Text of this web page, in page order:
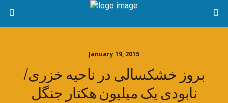
January 19, 2015
بروز خشکسالی در ناحیه خزری/
نابودی یک میلیون هکتار جنگل